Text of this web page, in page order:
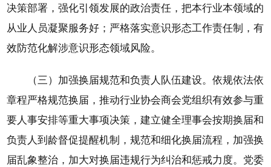
决策部署，强化引领发展的政治责任，把本行业本领域的
从业人员凝聚服务好；严格落实意识形态工作责任制，有
效防范化解涉意识形态领域风险。
（三）加强换届规范和负责人队伍建设。依规依法依
章程严格规范换届，推动行业协会商会党组织有效参与重
要人事安排等重大事项决策，建立健全理事会按期换届和
负责人到龄督促提醒机制，规范和细化换届流程，加强换
届乱象整治，加大对换届违规行为纠治和惩戒力度。党委